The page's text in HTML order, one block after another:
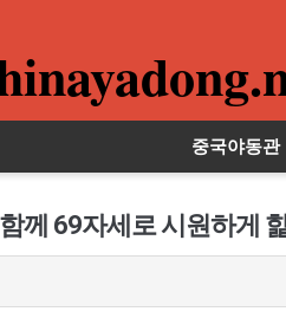
중국야동관
께 69자세로 시원하게